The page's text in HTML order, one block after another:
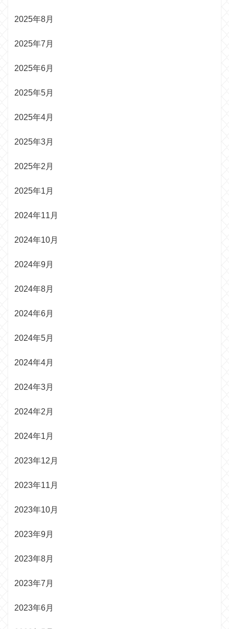
2025年8月
2025年7月
2025年6月
2025年5月
2025年4月
2025年3月
2025年2月
2025年1月
2024年11月
2024年10月
2024年9月
2024年8月
2024年6月
2024年5月
2024年4月
2024年3月
2024年2月
2024年1月
2023年12月
2023年11月
2023年10月
2023年9月
2023年8月
2023年7月
2023年6月